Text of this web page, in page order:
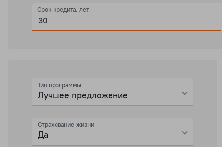
Срок кредита, лет
Тип программы
Лучшее предложение
Страхование жизни
Да